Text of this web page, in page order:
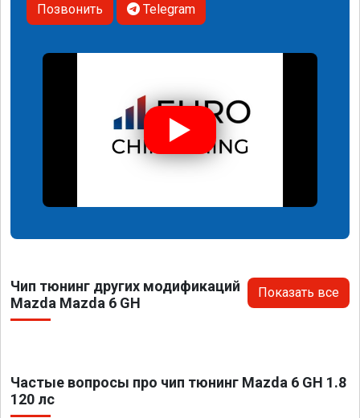
Позвонить Telegram
Чип тюнинг других модификаций
Mazda Mazda 6 GH
Показать все
Частые вопросы про чип тюнинг Mazda 6 GH 1.8
120 лс